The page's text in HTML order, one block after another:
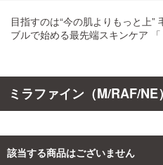
特集から探す
ご利用ガイド
目指すのは“今の肌よりもっと上
ブルで始める最先端スキンケア 「
ミラファイン（M/RAF/NE）
該当する商品はございません